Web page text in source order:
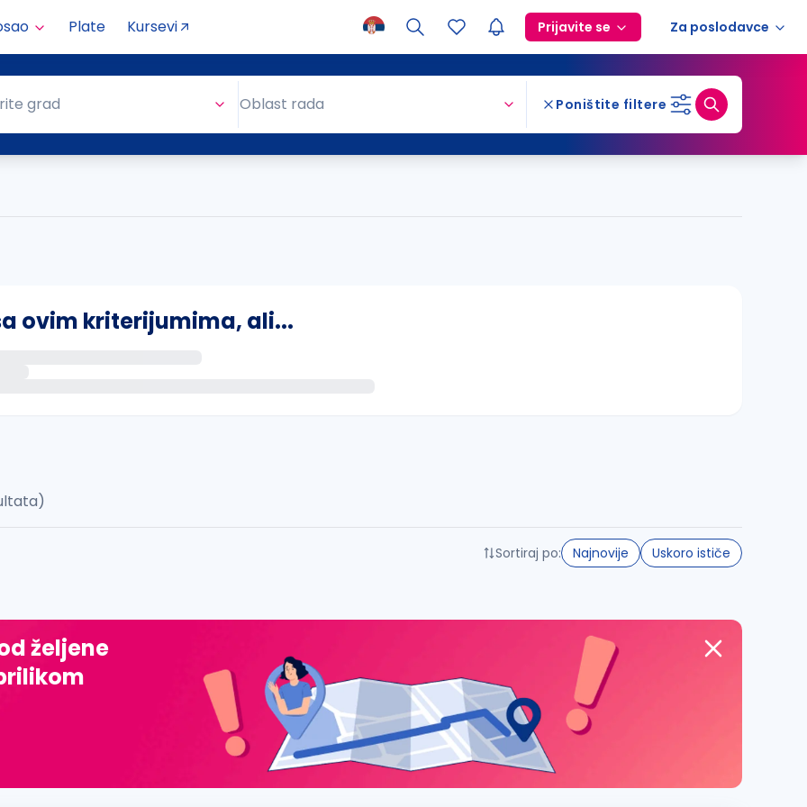
Plate Kursevi Prijavite se Za poslodavce
grad Oblast rada Poništite filtere
ovim kriterijumima, ali...
đ, ž, dž)
Sortiraj po: Najnovije Uskoro ističe
željene